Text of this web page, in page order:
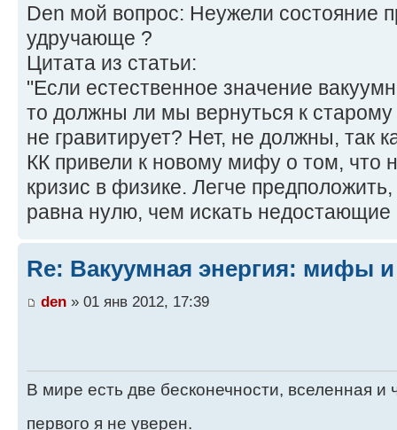
Den мой вопрос: Неужели состояние
удручающе ?
Цитата из статьи:
"Если естественное значение
то должны ли мы вернуться к
не гравитирует? Нет, не должны, так
КК привели к новому мифу о том, что
кризис в физике. Легче
равна нулю, чем искать недостающие
Re: Вакуумная энергия: мифы
den » 01 янв 2012, 17:39
В мире есть две бесконечности, вселенная и
первого я не уверен.